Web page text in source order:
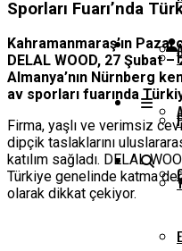
Sporları Fuarı’nda
Kahramanmaraş’ın
DELAL WOOD, 27 Şubat
Almanya’nın Nürnberg
av sporları fuarında
Firma, yaşlı ve verimsiz
dipçik taslaklarını
katılım sağladı. DELAL
Türkiye genelinde katma
olarak dikkat çekiyor.